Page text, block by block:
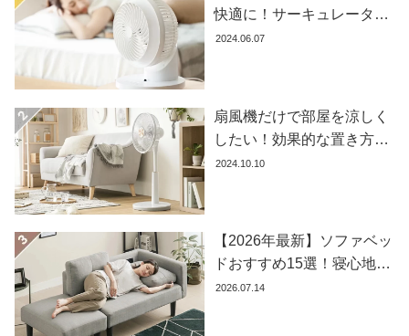
す
イ
リ
ー
デ
快適に！サーキュレーター
の効果的な使い方とおすす
2024.06.07
扇風機だけで部屋を涼しく
したい！効果的な置き方と
おすすめ商品を紹介します
2024.10.10
【2026年最新】ソファベッ
ドおすすめ15選！寝心地で
失敗しない選び方
2026.07.14